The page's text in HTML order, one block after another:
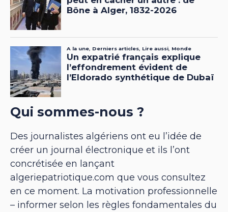
Qui sommes-nous ?
Des journalistes algériens ont eu l’idée de
créer un journal électronique et ils l’ont
concrétisée en lançant
algeriepatriotique.com que vous consultez
en ce moment. La motivation professionnelle
– informer selon les règles fondamentales du